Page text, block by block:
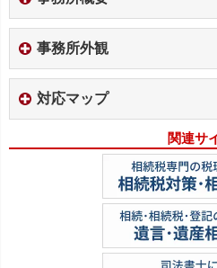
事務所外観
対応マップ
関連サ